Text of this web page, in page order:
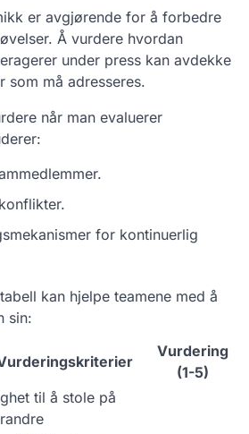
er avgjørende for å forbedre
Å vurdere hvordan
under press kan avdekke
som må adresseres.
når man evaluerer
for kontinuerlig
kan hjelpe teamene med å
sin:
Vurdering
(1-5)
til å stole på